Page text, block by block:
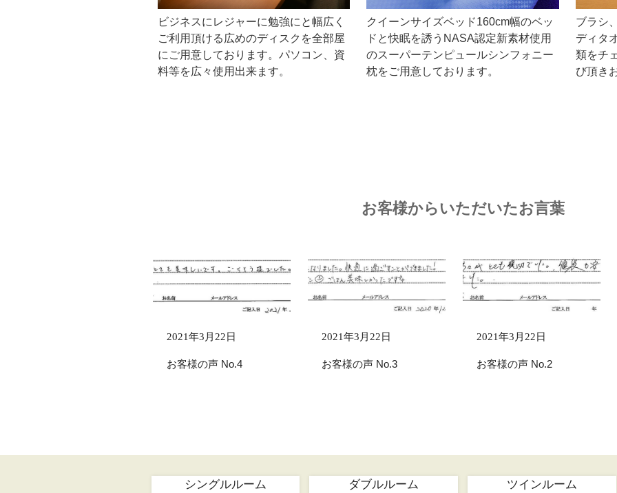
ビジネスにレジャーに勉強にと幅広く
ご利用頂ける広めのディスクを全部屋
にご用意しております。パソコン、資
料等を広々使用出来ます。
クイーンサイズベッド160cm幅のベッ
ドと快眠を誘うNASA認定新素材使用
のスーパーテンピュールシンフォニー
枕をご用意しております。
ブラシ
ディタ
類をチ
び頂き
お客様からいただいたお言葉
お客様の声 No.4
2021年3月22日
お客様の声 No.3
2021年3月22日
お客様の声 No.2
2021年3月22日
シングルルーム ダブルルーム ツインルーム